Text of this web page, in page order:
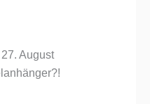
August